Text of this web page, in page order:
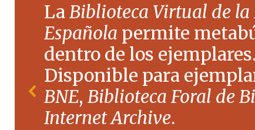
LaBiblioteca Virtual de
Española permite
dentro de los ejemplares.
Disponible para
BNE, Biblioteca Foral de
Internet Archive.